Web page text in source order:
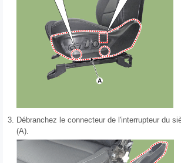
3. Débranchez le connecteur de l'interrupteur du
(A).